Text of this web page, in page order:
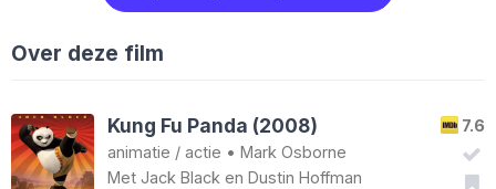
Over deze film
7.6
Kung Fu Panda (2008)
animatie / actie • Mark Osborne
Met Jack Black en Dustin Hoffman